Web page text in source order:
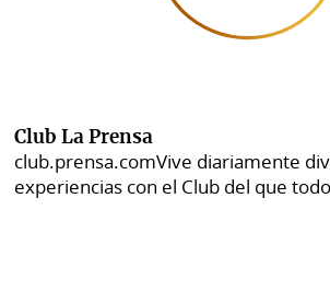
Club La Prensa
club.prensa.comVive diariamente
experiencias con el Club del que